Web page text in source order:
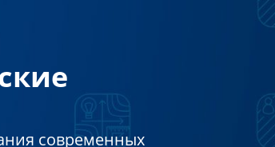
современных